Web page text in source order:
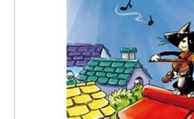
老師您好!!幼教會員火熱招募
海外購物免煩惱！點我查看